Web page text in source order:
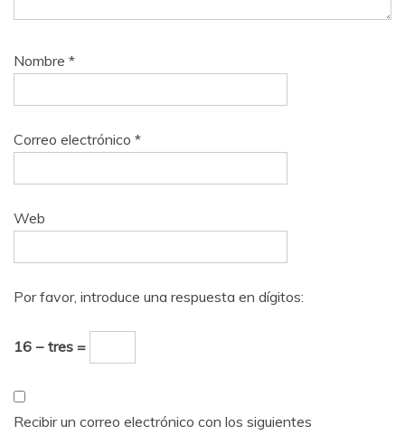
Nombre *
Correo electrónico *
Web
Por favor, introduce una respuesta en dígitos:
16 − tres =
Recibir un correo electrónico con los siguientes